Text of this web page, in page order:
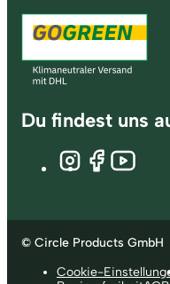
Du findest uns
© Circle Products GmbH
Cookie-